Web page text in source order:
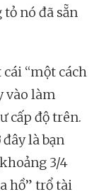
nó đã sẵn
“một cách
vào làm
cấp độ trên.
đây là bạn
3/4
hồ” trổ tài